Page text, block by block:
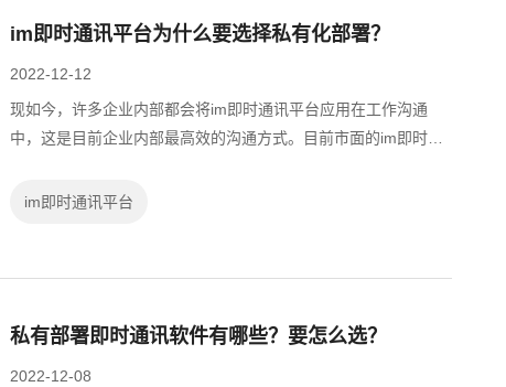
im即时通讯平台为什么要选择私有化部署？
2022-12-12
现如今，许多企业内部都会将im即时通讯平台应用在工作沟通
中，这是目前企业内部最高效的沟通方式。目前市面的im即时通
点，但建议企业最好选择私有化部署的...
im即时通讯平台
私有部署即时通讯软件有哪些？要怎么选？
2022-12-08